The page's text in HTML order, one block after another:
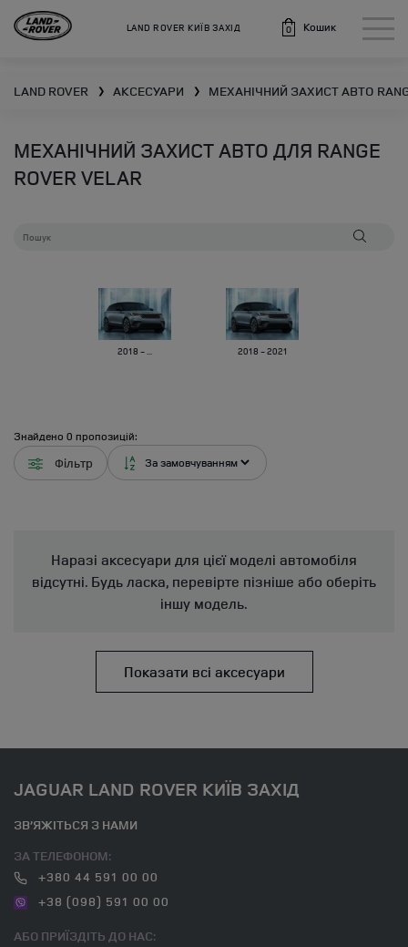
LAND ROVER КИЇВ ЗАХІД 0 Кошик
LAND ROVER ❯ АКСЕСУАРИ ❯ МЕХАНІЧНИЙ ЗАХИСТ АВТО
МЕХАНІЧНИЙ ЗАХИСТ АВТО ДЛЯ RANGE
ROVER VELAR
2018 - ... 2018 - 2021
Знайдено 0 пропозицій:
Фільтр
Наразі аксесуари для цієї моделі автомобіля
відсутні. Будь ласка, перевірте пізніше або оберіть
іншу модель.
Показати всі аксесуари
JAGUAR LAND ROVER КИЇВ ЗАХІД
ЗВ’ЯЖІТЬСЯ З НАМИ
ЗА ТЕЛЕФОНОМ:
+380 44 591 00 00
+38 (098) 591 00 00
АБО ПРИЇЗДІТЬ ДО НАС: